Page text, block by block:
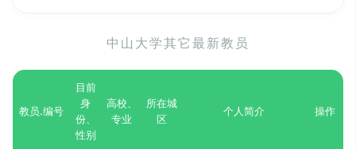
中山大学其它最新教员
教员.编号
目前
身
份、
性别
高校、
专业
所在城
区
个人简介 操作